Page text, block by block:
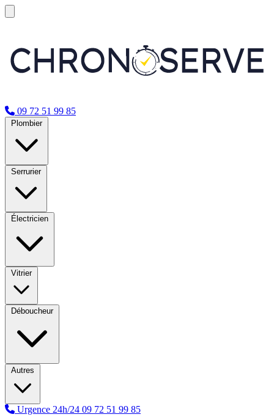
09 72 51 99 85
Plombier
Serrurier
Électricien
Vitrier
Déboucheur
Autres
Urgence 24h/24 09 72 51 99 85